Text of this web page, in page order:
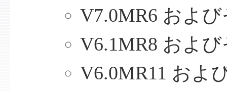
V7.0MR6 およ
V6.1MR8 およ
V6.0MR11 およ